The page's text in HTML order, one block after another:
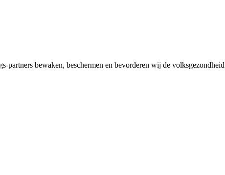
partners bewaken, beschermen en bevorderen wij de